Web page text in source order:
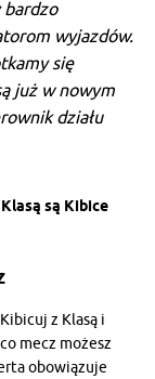
bardzo
wyjazdów.
się
już w nowym
działu
są Kibice
z Klasą i
mecz możesz
obowiązuje